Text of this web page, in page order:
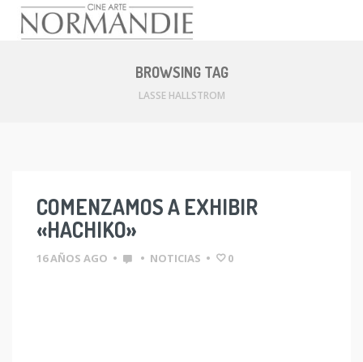
BROWSING TAG
LASSE HALLSTROM
COMENZAMOS A EXHIBIR
«HACHIKO»
16 AÑOS AGO • • NOTICIAS • 0